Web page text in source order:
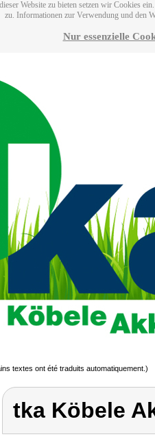
Website zu bieten setzen wir Cookies
zu. Informationen zur Verwendung und den
Nur essenzielle
textes ont été traduits automatiquement.)
tka Köbele